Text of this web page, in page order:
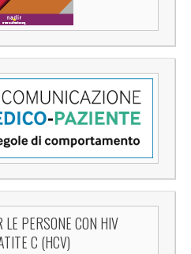
PERSONE CON HIV
C (HCV)